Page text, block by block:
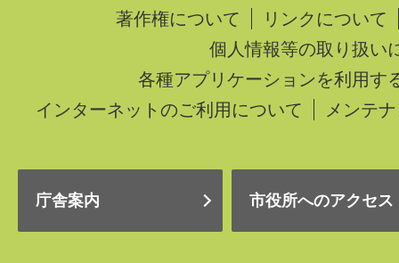
著作権について
リンクについて
個人情報等の取り扱い
各種アプリケーションを利用す
インターネットのご利用について
メンテ
庁舎案内 市役所へのアクセス